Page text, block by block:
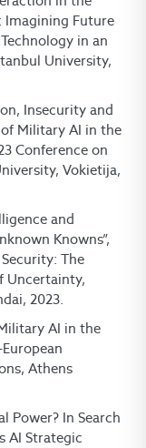
Imagining Future
in an
University,
Insecurity and
Military AI in the
Conference on
Vokietija,
and
Knowns”,
The
Uncertainty,
2023.
AI in the
European
Athens
Power? In Search
AI Strategic